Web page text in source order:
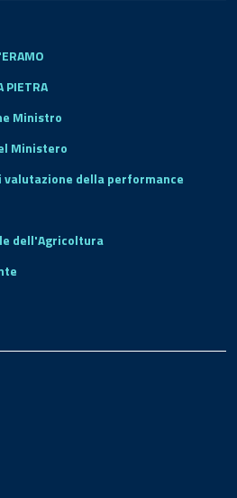
Ministro
Ministero
della performance
dell'Agricoltura